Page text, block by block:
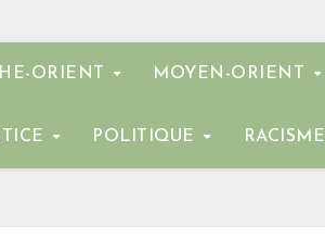
ORIENT MOYEN-ORIENT
POLITIQUE RACISME